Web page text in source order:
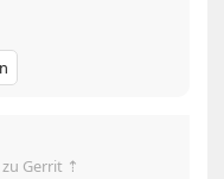
zu Gerrit ⇡